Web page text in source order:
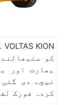
کو
بھارت اور
کردہ فورک